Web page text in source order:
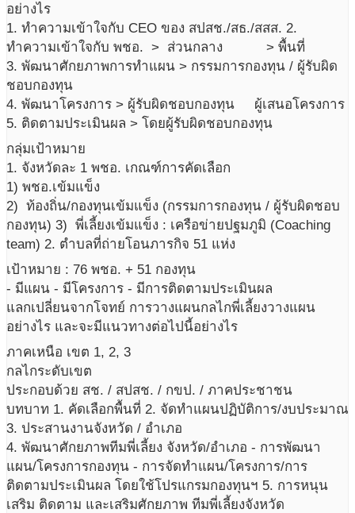
อย่างไร
1. ทำความเข้าใจกับ CEO ของ สปสช./สธ./สสส. 2.
ทำความเข้าใจกับ พชอ. > ส่วนกลาง > พื้นที่
3. พัฒนาศักยภาพการทำแผน > กรรมการกองทุน / ผู้รับผิด
ชอบกองทุน
4. พัฒนาโครงการ > ผู้รับผิดชอบกองทุน ผู้เสนอโครงการ
5. ติดตามประเมินผล > โดยผู้รับผิดชอบกองทุน
กลุ่มเป้าหมาย
1. จังหวัดละ 1 พชอ. เกณฑ์การคัดเลือก
1) พชอ.เข้มแข็ง
2) ท้องถิ่น/กองทุนเข้มแข็ง (กรรมการกองทุน / ผู้รับผิดชอบ
กองทุน) 3) พี่เลี้ยงเข้มแข็ง : เครือข่ายปฐมภูมิ (Coaching
team) 2. ตำบลที่ถ่ายโอนภารกิจ 51 แห่ง
เป้าหมาย : 76 พชอ. + 51 กองทุน
- มีแผน - มีโครงการ - มีการติดตามประเมินผล
แลกเปลี่ยนจากโจทย์ การวางแผนกลไกพี่เลี้ยงวางแผน
อย่างไร และจะมีแนวทางต่อไปนี้อย่างไร
ภาคเหนือ เขต 1, 2, 3
กลไกระดับเขต
ประกอบด้วย สช. / สปสช. / กขป. / ภาคประชาชน
บทบาท 1. คัดเลือกพื้นที่ 2. จัดทำแผนปฏิบัติการ/งบประมาณ
3. ประสานงานจังหวัด / อำเภอ
4. พัฒนาศักยภาพทีมพี่เลี้ยง จังหวัด/อำเภอ - การพัฒนา
แผน/โครงการกองทุน - การจัดทำแผน/โครงการ/การ
ติดตามประเมินผล โดยใช้โปรแกรมกองทุนฯ 5. การหนุน
เสริม ติดตาม และเสริมศักยภาพ ทีมพี่เลี้ยงจังหวัด